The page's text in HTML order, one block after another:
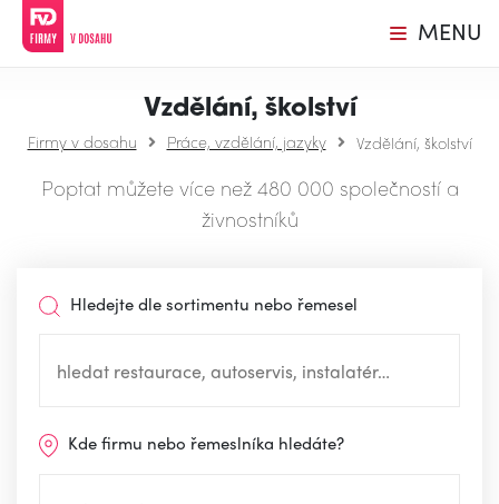
MENU
Vzdělání, školství
Firmy v dosahu Práce, vzdělání, jazyky Vzdělání, školství
Poptat můžete více než 480 000 společností a
živnostníků
Hledejte dle sortimentu nebo řemesel
Kde firmu nebo řemeslníka hledáte?